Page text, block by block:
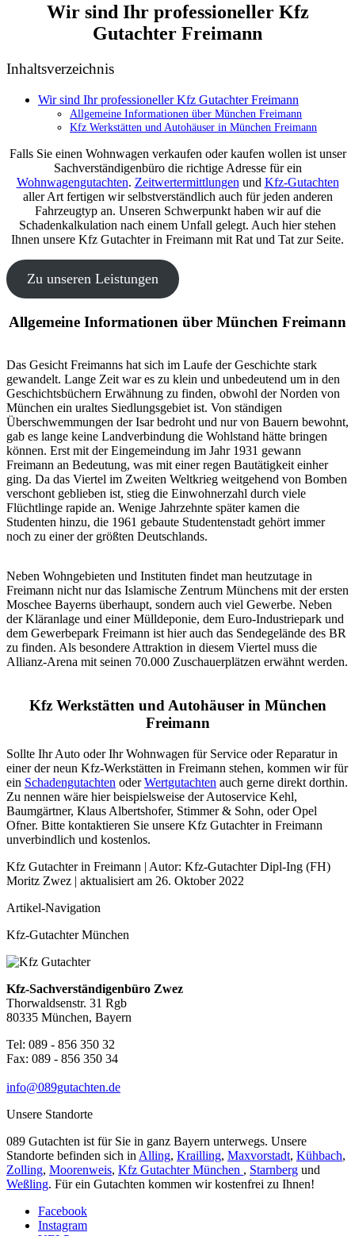
Wir sind Ihr professioneller Kfz
Gutachter Freimann
Inhaltsverzeichnis
Wir sind Ihr professioneller Kfz Gutachter Freimann
Allgemeine Informationen über München Freimann
Kfz Werkstätten und Autohäuser in München Freimann
Falls Sie einen Wohnwagen verkaufen oder kaufen wollen ist unser
Sachverständigenbüro die richtige Adresse für ein
Wohnwagengutachten. Zeitwertermittlungen und Kfz-Gutachten
aller Art fertigen wir selbstverständlich auch für jeden anderen
Fahrzeugtyp an. Unseren Schwerpunkt haben wir auf die
Schadenkalkulation nach einem Unfall gelegt. Auch hier stehen
Ihnen unsere Kfz Gutachter in Freimann mit Rat und Tat zur Seite.
Zu unseren Leistungen
Allgemeine Informationen über München Freimann
Das Gesicht Freimanns hat sich im Laufe der Geschichte stark
gewandelt. Lange Zeit war es zu klein und unbedeutend um in den
Geschichtsbüchern Erwähnung zu finden, obwohl der Norden von
München ein uraltes Siedlungsgebiet ist. Von ständigen
Überschwemmungen der Isar bedroht und nur von Bauern bewohnt,
gab es lange keine Landverbindung die Wohlstand hätte bringen
können. Erst mit der Eingemeindung im Jahr 1931 gewann
Freimann an Bedeutung, was mit einer regen Bautätigkeit einher
ging. Da das Viertel im Zweiten Weltkrieg weitgehend von Bomben
verschont geblieben ist, stieg die Einwohnerzahl durch viele
Flüchtlinge rapide an. Wenige Jahrzehnte später kamen die
Studenten hinzu, die 1961 gebaute Studentenstadt gehört immer
noch zu einer der größten Deutschlands.
Neben Wohngebieten und Instituten findet man heutzutage in
Freimann nicht nur das Islamische Zentrum Münchens mit der ersten
Moschee Bayerns überhaupt, sondern auch viel Gewerbe. Neben
der Kläranlage und einer Mülldeponie, dem Euro-Industriepark und
dem Gewerbepark Freimann ist hier auch das Sendegelände des BR
zu finden. Als besondere Attraktion in diesem Viertel muss die
Allianz-Arena mit seinen 70.000 Zuschauerplätzen erwähnt werden.
Kfz Werkstätten und Autohäuser in München
Freimann
Sollte Ihr Auto oder Ihr Wohnwagen für Service oder Reparatur in
einer der neun Kfz-Werkstätten in Freimann stehen, kommen wir für
ein Schadengutachten oderWertgutachten auch gerne direkt dorthin.
Zu nennen wäre hier beispielsweise der Autoservice Kehl,
Baumgärtner, Klaus Albertshofer, Stimmer & Sohn, oder Opel
Ofner. Bitte kontaktieren Sie unsere Kfz Gutachter in Freimann
unverbindlich und kostenlos.
Kfz Gutachter in Freimann | Autor: Kfz-Gutachter Dipl-Ing (FH)
Moritz Zwez | aktualisiert am 26. Oktober 2022
Artikel-Navigation
Kfz-Gutachter München
Kfz-Sachverständigenbüro Zwez
Thorwaldsenstr. 31 Rgb
80335 München, Bayern
Tel: 089 - 856 350 32
Fax: 089 - 856 350 34
info@089gutachten.de
Unsere Standorte
089 Gutachten ist für Sie in ganz Bayern unterwegs. Unsere
Standorte befinden sich in Alling, Krailling, Maxvorstadt, Kühbach,
Zolling, Moorenweis, Kfz Gutachter München , Starnberg und
Weßling. Für ein Gutachten kommen wir kostenfrei zu Ihnen!
Facebook
Instagram